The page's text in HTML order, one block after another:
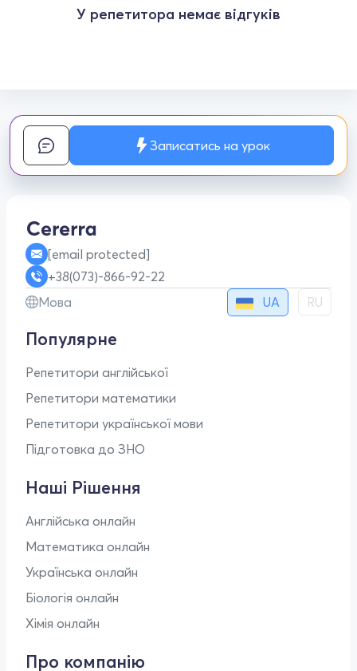
У репетитора немає відгуків
Записатись на урок
[email protected]
+38(073)-866-92-22
Мова
UA RU
Популярне
Репетитори англійської
Репетитори математики
Репетитори української мови
Підготовка до ЗНО
Наші Рішення
Англійська онлайн
Математика онлайн
Українська онлайн
Біологія онлайн
Хімія онлайн
Про компанію